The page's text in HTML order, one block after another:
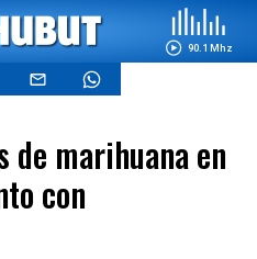
90.1 Mhz
marihuana en
con